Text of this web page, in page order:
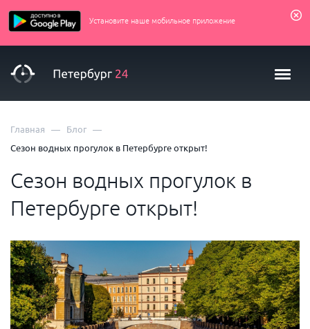
Установите наше мобильное приложение
Главная — Блог —
Сезон водных прогулок в Петербурге открыт!
Сезон водных прогулок в
Петербурге открыт!